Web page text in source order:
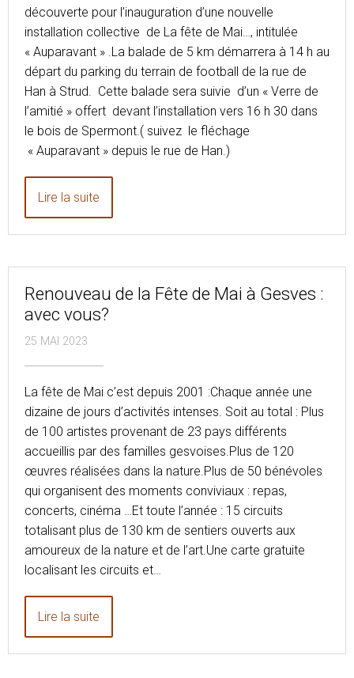
découverte pour l’inauguration d’une nouvelle
installation collective de La fête de Mai…, intitulée
« Auparavant » .La balade de 5 km démarrera à 14 h au
départ du parking du terrain de football de la rue de
Han à Strud. Cette balade sera suivie d’un « Verre de
l’amitié » offert devant l’installation vers 16 h 30 dans
le bois de Spermont.( suivez le fléchage
« Auparavant » depuis le rue de Han.)
Lire la suite
Renouveau de la Fête de Mai à Gesves :
avec vous?
25 MAI 2023
La fête de Mai c’est depuis 2001 :Chaque année une
dizaine de jours d’activités intenses. Soit au total : Plus
de 100 artistes provenant de 23 pays différents
accueillis par des familles gesvoises.Plus de 120
œuvres réalisées dans la nature.Plus de 50 bénévoles
qui organisent des moments conviviaux : repas,
concerts, cinéma …Et toute l’année : 15 circuits
totalisant plus de 130 km de sentiers ouverts aux
amoureux de la nature et de l’art.Une carte gratuite
localisant les circuits et…
Lire la suite